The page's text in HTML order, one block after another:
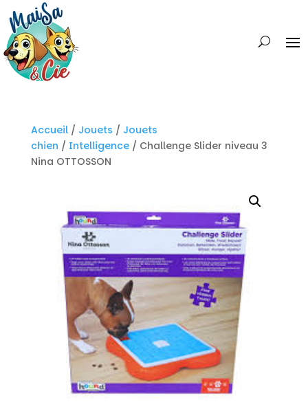
Accueil/ Jouets / Jouets
chien / Intelligence/ Challenge Slider niveau 3
Nina OTTOSSON